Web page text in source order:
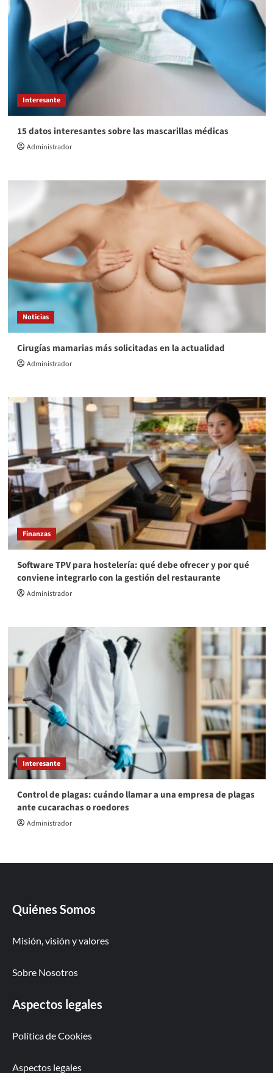
Interesante
15 datos interesantes sobre las mascarillas médicas
Administrador
Noticias
Cirugías mamarias más solicitadas en la actualidad
Administrador
Finanzas
Software TPV para hostelería: qué debe ofrecer y por qué
conviene integrarlo con la gestión del restaurante
Administrador
Interesante
Control de plagas: cuándo llamar a una empresa de plagas
ante cucarachas o roedores
Administrador
Quiénes Somos
Misión, visión y valores
Sobre Nosotros
Aspectos legales
Política de Cookies
Aspectos legales